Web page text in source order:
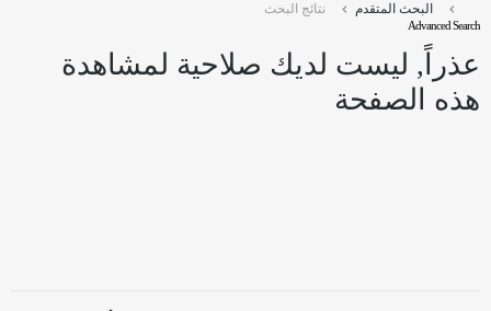
البحث المتقدم نتائج البحث
Advanced Search
عذراً, ليست لديك صلاحية لمشاهدة
هذه الصفحة